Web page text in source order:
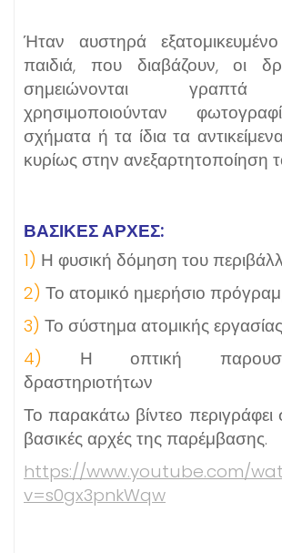
Ήταν αυστηρά
παιδιά, που διαβάζουν, οι
σημειώνονται γραπτά
χρησιμοποιούνταν
σχήματα ή τα ίδια τα
κυρίως στην ανεξαρτητοποίηση
ΒΑΣΙΚΈΣ ΑΡΧΈΣ:
1) Η φυσική δόμηση του
2) Το ατομικό ημερήσιο
3) Το σύστημα ατομικής
4) Η οπτική
δραστηριοτήτων
Το παρακάτω βίντεο περιγράφει
βασικές αρχές της παρέμβασης.
https://www.youtube.com/
v=s0gx3pnkWqw